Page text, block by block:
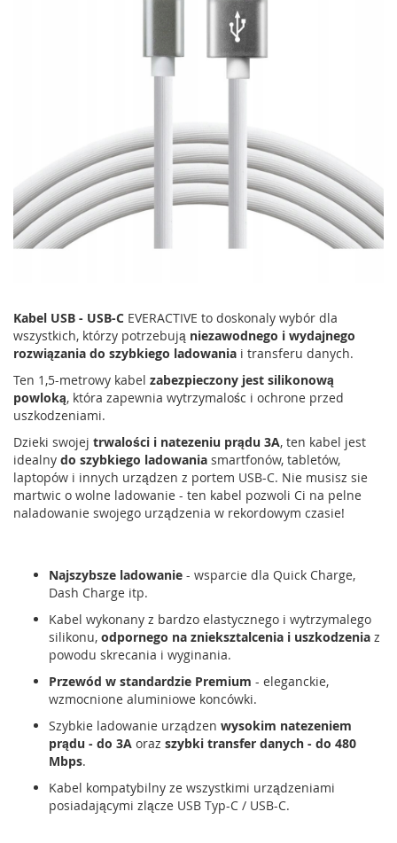
Kabel USB - USB-C EVERACTIVE to doskonaly wybór dla
wszystkich, którzy potrzebują niezawodnego i wydajnego
rozwiązania do szybkiego ladowania i transferu danych.
Ten 1,5-metrowy kabel zabezpieczony jest silikonową
powloką, która zapewnia wytrzymalośc i ochrone przed
uszkodzeniami.
Dzieki swojej trwalości i natezeniu prądu 3A, ten kabel jest
idealny do szybkiego ladowania smartfonów, tabletów,
laptopów i innych urządzen z portem USB-C. Nie musisz sie
martwic o wolne ladowanie - ten kabel pozwoli Ci na pelne
naladowanie swojego urządzenia w rekordowym czasie!
Najszybsze ladowanie - wsparcie dla Quick Charge,
Dash Charge itp.
Kabel wykonany z bardzo elastycznego i wytrzymalego
silikonu, odpornego na znieksztalcenia i uszkodzenia z
powodu skrecania i wyginania.
Przewód w standardzie Premium - eleganckie,
wzmocnione aluminiowe koncówki.
Szybkie ladowanie urządzen wysokim natezeniem
prądu - do 3A oraz szybki transfer danych - do 480
Mbps.
Kabel kompatybilny ze wszystkimi urządzeniami
posiadającymi zlącze USB Typ-C / USB-C.